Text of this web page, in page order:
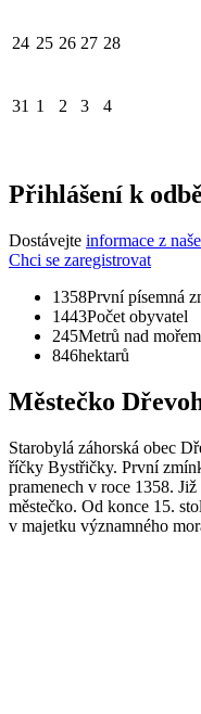
24 25 26 27 28
31 1 2 3 4
Přihlášení k
Dostávejte informace z
Chci se zaregistrovat
1358První písemná
1443Počet obyvatel
245Metrů nad mořem
846hektarů
Městečko
Starobylá záhorská obec
říčky Bystřičky. První
pramenech v roce 1358.
městečko. Od konce 15.
v majetku významného